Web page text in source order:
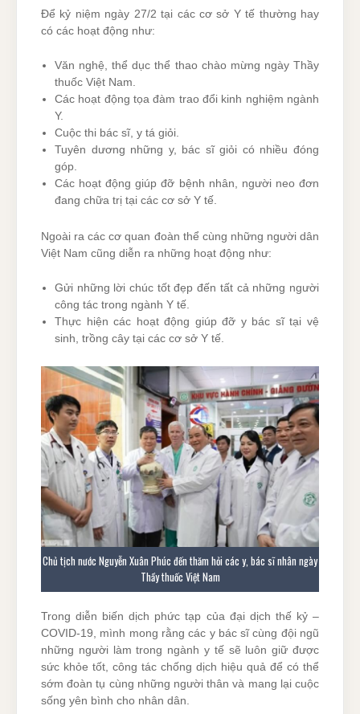
Để kỷ niệm ngày 27/2 tại các cơ sở Y tế thường hay
có các hoạt động như:
Văn nghệ, thể dục thể thao chào mừng ngày Thầy
thuốc Việt Nam.
Các hoạt động tọa đàm trao đổi kinh nghiệm ngành
Y.
Cuộc thi bác sĩ, y tá giỏi.
Tuyên dương những y, bác sĩ giỏi có nhiều đóng
góp.
Các hoạt động giúp đỡ bệnh nhân, người neo đơn
đang chữa trị tại các cơ sở Y tế.
Ngoài ra các cơ quan đoàn thể cùng những người dân
Việt Nam cũng diễn ra những hoạt động như:
Gửi những lời chúc tốt đẹp đến tất cả những người
công tác trong ngành Y tế.
Thực hiện các hoạt động giúp đỡ y bác sĩ tại vệ
sinh, trồng cây tại các cơ sở Y tế.
Chủ tịch nước Nguyễn Xuân Phúc đến thăm hỏi các y, bác sĩ nhân ngày
Thầy thuốc Việt Nam
Trong diễn biến dịch phức tạp của đại dịch thế kỷ –
COVID-19, mình mong rằng các y bác sĩ cùng đội ngũ
những người làm trong ngành y tế sẽ luôn giữ được
sức khỏe tốt, công tác chống dịch hiệu quả để có thể
sớm đoàn tụ cùng những người thân và mang lại cuộc
sống yên bình cho nhân dân.